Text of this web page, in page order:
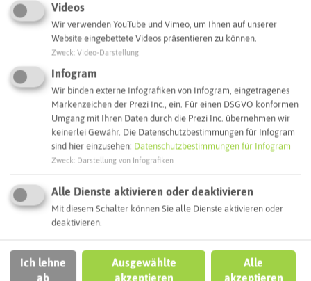
Was ihr hier noch erleben könnt
WALTROP
Videos
Wir verwenden YouTube und Vimeo, um Ihnen auf unserer
Website eingebettete Videos präsentieren zu können.
Zweck Video-Darstellung
Infogram
Wir binden externe Infografiken von Infogram, eingetragenes
Markenzeichen der Prezi Inc., ein. Für einen DSGVO konformen
Umgang mit Ihren Daten durch die Prezi Inc. übernehmen wir
keinerlei Gewähr. Die Datenschutzbestimmungen für Infogram
sind hier einzusehen: Datenschutzbestimmungen für Infogram
Zweck Darstellung von Infografiken
Alle Dienste aktivieren oder deaktivieren
Mit diesem Schalter können Sie alle Dienste aktivieren oder
deaktivieren.
Ich lehne
ab
Ausgewählte
akzeptieren
Alle
akzeptieren